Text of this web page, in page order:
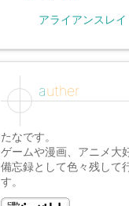
アライアンスレイ
auther
たなです。
ゲームや漫画、アニメ大
備忘録として色々残して
す。